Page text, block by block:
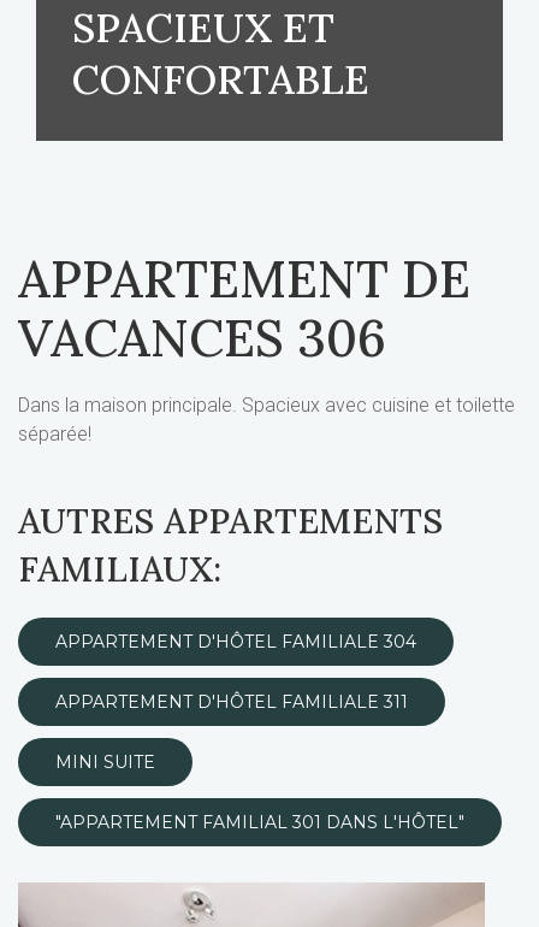
SPACIEUX ET
CONFORTABLE
APPARTEMENT DE
VACANCES 306
Dans la maison principale. Spacieux avec cuisine et toilette
séparée!
AUTRES APPARTEMENTS
FAMILIAUX:
APPARTEMENT D'HÔTEL FAMILIALE 304
APPARTEMENT D'HÔTEL FAMILIALE 311
MINI SUITE
"APPARTEMENT FAMILIAL 301 DANS L'HÔTEL"